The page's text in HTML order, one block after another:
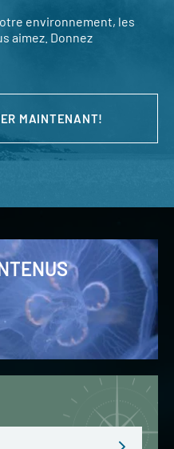
environnement, les
aimez. Donnez
MAINTENANT!